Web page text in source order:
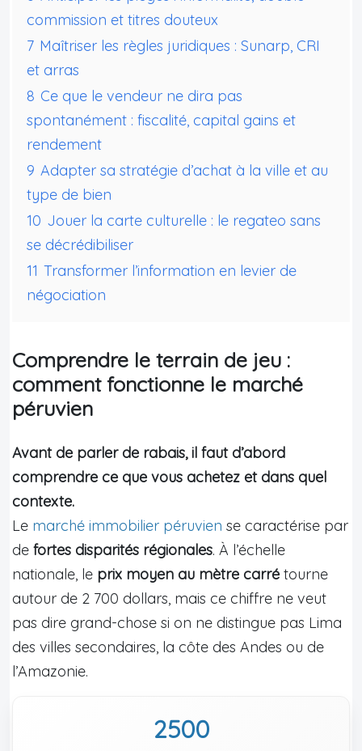
commission et titres douteux
7 Maîtriser les règles juridiques : Sunarp, CRI
et arras
8 Ce que le vendeur ne dira pas
spontanément : fiscalité, capital gains et
rendement
9 Adapter sa stratégie d’achat à la ville et au
type de bien
10 Jouer la carte culturelle : le regateo sans
se décrédibiliser
11 Transformer l’information en levier de
négociation
Comprendre le terrain de jeu :
comment fonctionne le marché
péruvien
Avant de parler de rabais, il faut d’abord
comprendre ce que vous achetez et dans quel
contexte.
Le marché immobilier péruvien se caractérise par
de fortes disparités régionales. À l’échelle
nationale, le prix moyen au mètre carré tourne
autour de 2 700 dollars, mais ce chiffre ne veut
pas dire grand-chose si on ne distingue pas Lima
des villes secondaires, la côte des Andes ou de
l’Amazonie.
2500